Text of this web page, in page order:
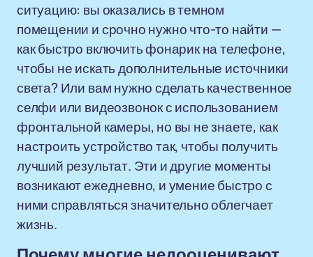
ситуацию: вы оказались в темном
помещении и срочно нужно что-то найти —
как быстро включить фонарик на телефоне,
чтобы не искать дополнительные источники
света? Или вам нужно сделать качественное
селфи или видеозвонок с использованием
фронтальной камеры, но вы не знаете, как
настроить устройство так, чтобы получить
лучший результат. Эти и другие моменты
возникают ежедневно, и умение быстро с
ними справляться значительно облегчает
жизнь.